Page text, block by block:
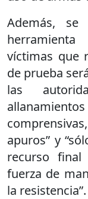
Además, se
víctimas que
de prueba
las
apuros” y
recurso
fuerza de
la resistencia”.